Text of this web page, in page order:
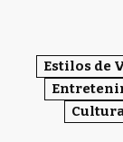
Estilos de